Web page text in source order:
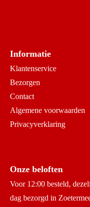
Informatie
Klantenservice
Bezorgen
Contact
Algemene voorwaarden
Privacyverklaring
Onze beloften
Voor 12:00 besteld,
dag bezorgd in